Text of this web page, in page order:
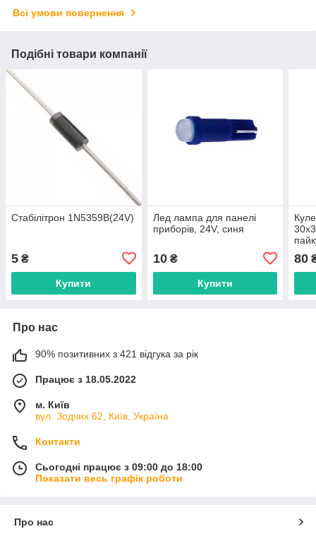
Всі умови повернення
Подібні товари компанії
Стабілітрон 1N5359B(24V)
5 ₴
Купити
Лед лампа для панелі
приборів, 24V, синя
10₴
Купити
80
Про нас
90% позитивних з 421 відгука за рік
Працює з 18.05.2022
м. Київ
вул. Зодчих 62, Київ, Україна
Контакти
Сьогодні працює з 09:00 до 18:00
Показати весь графік роботи
Про нас